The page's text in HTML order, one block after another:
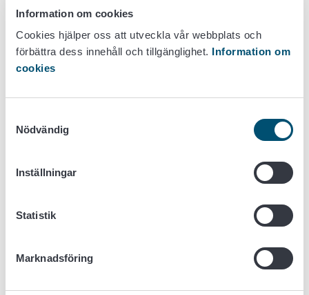
Information om cookies
Cookies hjälper oss att utveckla vår webbplats och
förbättra dess innehåll och tillgänglighet. Information om
cookies
Nödvändig
Inställningar
Statistik
Marknadsföring
Läs mer på de produktspecifika sidorna:
Livsmeded
Djur
Animaliska biprodukter
Gödselfabrikat
Trävaror och träemballage (på finska)